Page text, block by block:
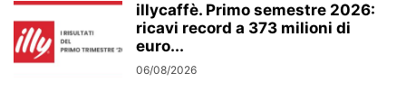
illycaffè. Primo semestre 2026:
ricavi record a 373 milioni di
euro...
06/08/2026